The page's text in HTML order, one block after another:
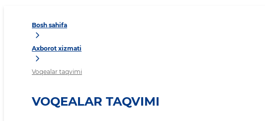
Bosh sahifa
Axborot xizmati
Voqealar taqvimi
VOQEALAR TAQVIMI